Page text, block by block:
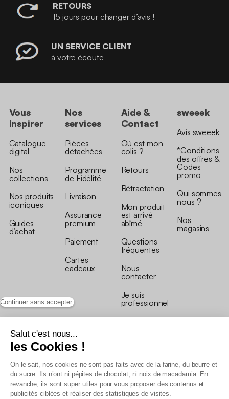
Continuer sans accepter
Salut c'est nous...
les Cookies !
On le sait, nos cookies ne sont pas faits avec de la farine, du beurre et
du sucre. Ils n’ont ni pépites de chocolat, ni noix de macadamia. En
revanche, ils sont super utiles pour vous proposer des contenus et
publicités ciblées et réaliser des statistiques de visites.
RETOURS
15 jours pour changer d’avis !
UN SERVICE CLIENT
à votre écoute
Vous
inspirer
Catalogue
digital
Nos
collections
Nos produits
iconiques
Guides
d’achat
Nos
services
Pièces
détachées
Programme
de Fidélité
Livraison
Assurance
premium
Paiement
Cartes
cadeaux
Aide &
Contact
Où est mon
colis ?
Retours
Rétractation
Mon produit
est arrivé
abîmé
Questions
fréquentes
Nous
contacter
Je suis
professionnel
sweeek
Avis sweeek
*Conditions
des offres &
Codes
promo
Qui sommes
nous ?
Nos
magasins
Conditions générales de vente
Conditions générales du programme de fidélité
Charte de données personnelles